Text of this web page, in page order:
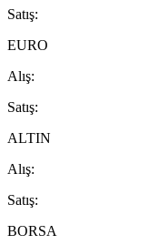
Satış:
EURO
Alış:
Satış:
ALTIN
Alış:
Satış:
BORSA